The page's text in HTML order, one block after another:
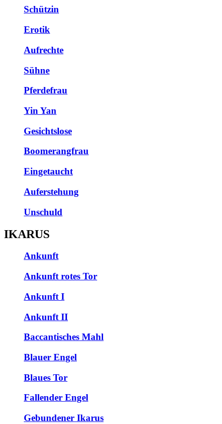
Schützin
Erotik
Aufrechte
Sühne
Pferdefrau
Yin Yan
Gesichtslose
Boomerangfrau
Eingetaucht
Auferstehung
Unschuld
IKARUS
Ankunft
Ankunft rotes Tor
Ankunft I
Ankunft II
Baccantisches Mahl
Blauer Engel
Blaues Tor
Fallender Engel
Gebundener Ikarus